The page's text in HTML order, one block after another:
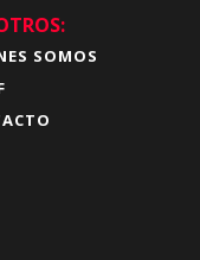
SOMOS